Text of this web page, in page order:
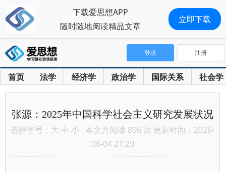
首页 法学 经济学 政治学 国际关系 社会学
登录 注册
张源：2025年中国科学社会主义研究发展状况
选择字号： 大 中 小 本文共阅读 896 次 更新时间：2026-
06-04 21:29
下载爱思想APP
随时随地阅读精品文章
立即下载